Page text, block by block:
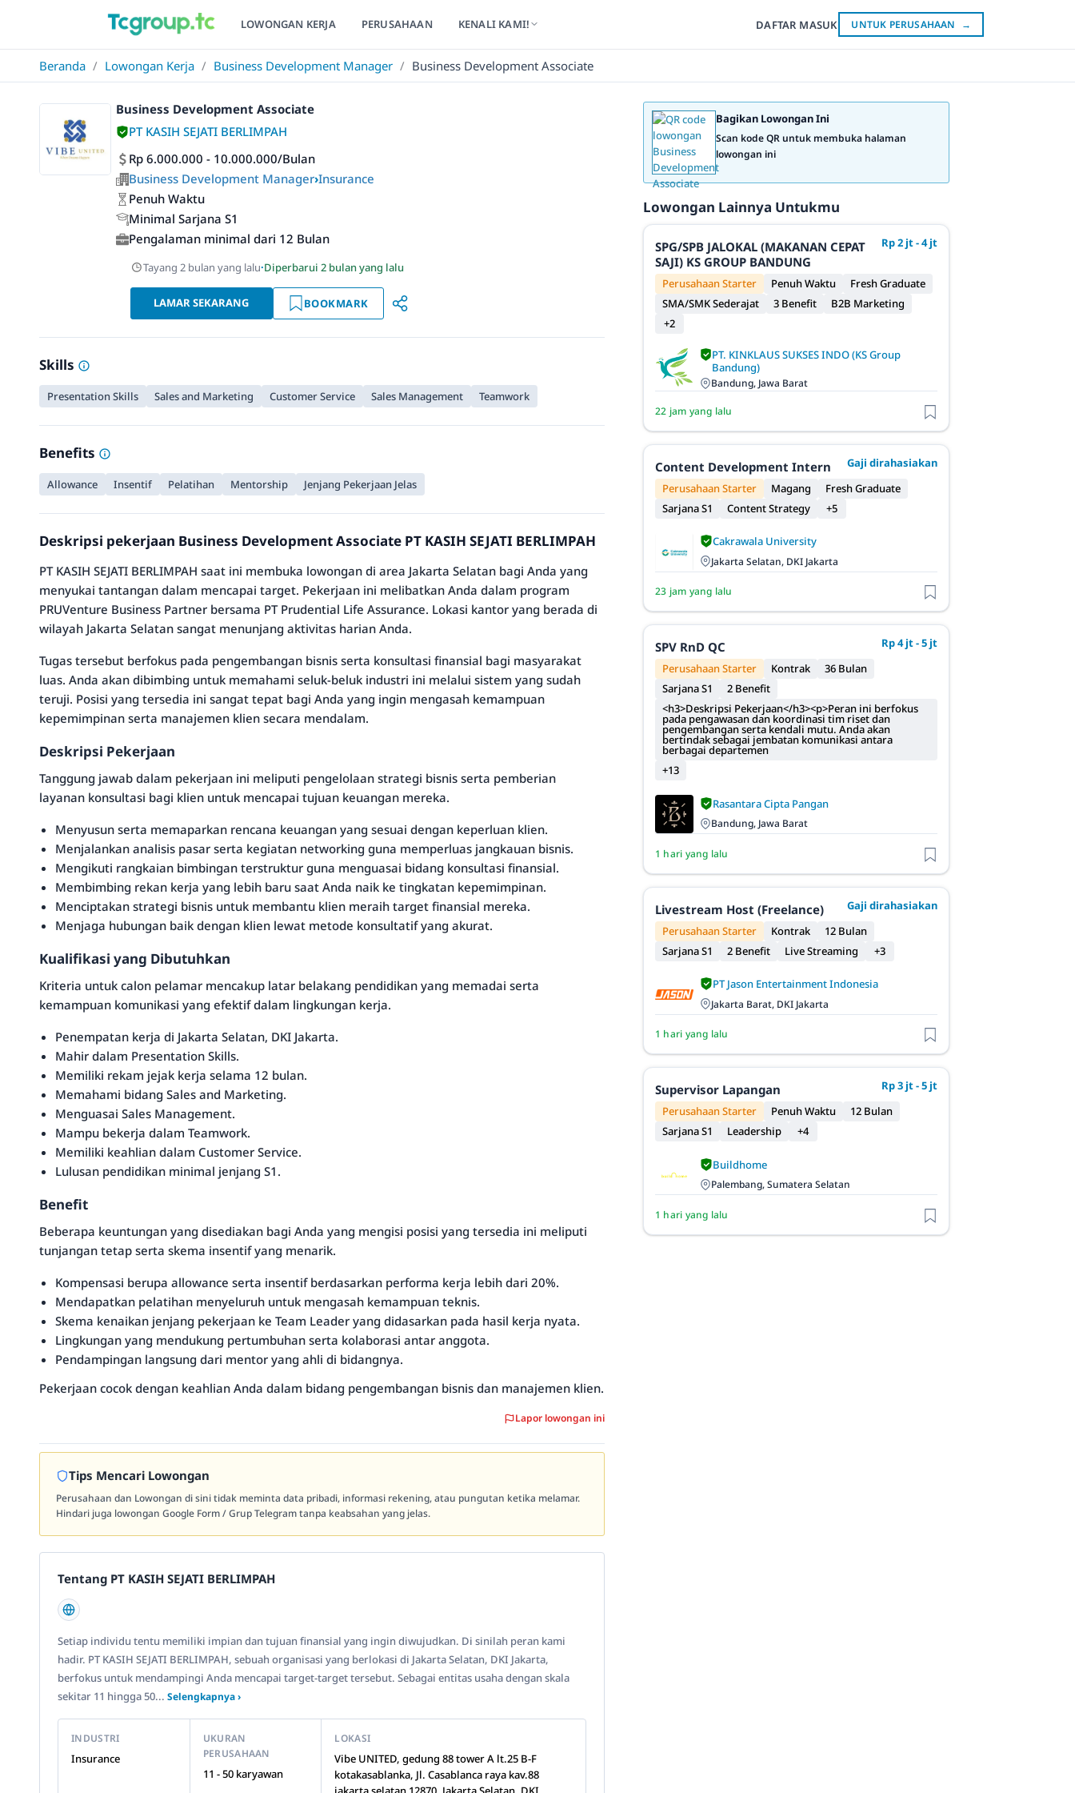
LOWONGAN KERJA PERUSAHAAN KENALI KAMI! DAFTAR MASUK UNTUK PERUSAHAAN →
Beranda / Lowongan Kerja / Business Development Manager / Business Development Associate
Business Development Associate
PT KASIH SEJATI BERLIMPAH
Rp 6.000.000 - 10.000.000/Bulan
Business Development Manager›Insurance
Penuh Waktu
Minimal Sarjana S1
Pengalaman minimal dari 12 Bulan
Tayang 2 bulan yang lalu·Diperbarui 2 bulan yang lalu
LAMAR SEKARANG BOOKMARK
Skills
Presentation Skills Sales and Marketing Customer Service Sales Management Teamwork
Benefits
Allowance Insentif Pelatihan Mentorship Jenjang Pekerjaan Jelas
Deskripsi pekerjaan Business Development Associate PT KASIH SEJATI BERLIMPAH
PT KASIH SEJATI BERLIMPAH saat ini membuka lowongan di area Jakarta Selatan bagi Anda yang
menyukai tantangan dalam mencapai target. Pekerjaan ini melibatkan Anda dalam program
PRUVenture Business Partner bersama PT Prudential Life Assurance. Lokasi kantor yang berada di
wilayah Jakarta Selatan sangat menunjang aktivitas harian Anda.
Tugas tersebut berfokus pada pengembangan bisnis serta konsultasi finansial bagi masyarakat
luas. Anda akan dibimbing untuk memahami seluk-beluk industri ini melalui sistem yang sudah
teruji. Posisi yang tersedia ini sangat tepat bagi Anda yang ingin mengasah kemampuan
kepemimpinan serta manajemen klien secara mendalam.
Deskripsi Pekerjaan
Tanggung jawab dalam pekerjaan ini meliputi pengelolaan strategi bisnis serta pemberian
layanan konsultasi bagi klien untuk mencapai tujuan keuangan mereka.
Menyusun serta memaparkan rencana keuangan yang sesuai dengan keperluan klien.
Menjalankan analisis pasar serta kegiatan networking guna memperluas jangkauan bisnis.
Mengikuti rangkaian bimbingan terstruktur guna menguasai bidang konsultasi finansial.
Membimbing rekan kerja yang lebih baru saat Anda naik ke tingkatan kepemimpinan.
Menciptakan strategi bisnis untuk membantu klien meraih target finansial mereka.
Menjaga hubungan baik dengan klien lewat metode konsultatif yang akurat.
Kualifikasi yang Dibutuhkan
Kriteria untuk calon pelamar mencakup latar belakang pendidikan yang memadai serta
kemampuan komunikasi yang efektif dalam lingkungan kerja.
Penempatan kerja di Jakarta Selatan, DKI Jakarta.
Mahir dalam Presentation Skills.
Memiliki rekam jejak kerja selama 12 bulan.
Memahami bidang Sales and Marketing.
Menguasai Sales Management.
Mampu bekerja dalam Teamwork.
Memiliki keahlian dalam Customer Service.
Lulusan pendidikan minimal jenjang S1.
Benefit
Beberapa keuntungan yang disediakan bagi Anda yang mengisi posisi yang tersedia ini meliputi
tunjangan tetap serta skema insentif yang menarik.
Kompensasi berupa allowance serta insentif berdasarkan performa kerja lebih dari 20%.
Mendapatkan pelatihan menyeluruh untuk mengasah kemampuan teknis.
Skema kenaikan jenjang pekerjaan ke Team Leader yang didasarkan pada hasil kerja nyata.
Lingkungan yang mendukung pertumbuhan serta kolaborasi antar anggota.
Pendampingan langsung dari mentor yang ahli di bidangnya.
Pekerjaan cocok dengan keahlian Anda dalam bidang pengembangan bisnis dan manajemen klien.
Lapor lowongan ini
Tips Mencari Lowongan
Perusahaan dan Lowongan di sini tidak meminta data pribadi, informasi rekening, atau pungutan ketika melamar.
Hindari juga lowongan Google Form / Grup Telegram tanpa keabsahan yang jelas.
Tentang PT KASIH SEJATI BERLIMPAH
Setiap individu tentu memiliki impian dan tujuan finansial yang ingin diwujudkan. Di sinilah peran kami
hadir. PT KASIH SEJATI BERLIMPAH, sebuah organisasi yang berlokasi di Jakarta Selatan, DKI Jakarta,
berfokus untuk mendampingi Anda mencapai target-target tersebut. Sebagai entitas usaha dengan skala
sekitar 11 hingga 50... Selengkapnya ›
INDUSTRI
Insurance
UKURAN
PERUSAHAAN
11 - 50 karyawan
LOKASI
Vibe UNITED, gedung 88 tower A lt.25 B-F
kotakasablanka, Jl. Casablanca raya kav.88
Bagikan Lowongan Ini
Scan kode QR untuk membuka halaman
lowongan ini
Lowongan Lainnya Untukmu
SPG/SPB JALOKAL (MAKANAN CEPAT
SAJI) KS GROUP BANDUNG
Rp 2 jt - 4 jt
Perusahaan Starter Penuh Waktu
Fresh Graduate
SMA/SMK Sederajat
3 Benefit
B2B Marketing
+2
PT. KINKLAUS SUKSES INDO (KS Group
Bandung)
Bandung, Jawa Barat
22 jam yang lalu
Content Development Intern
Gaji dirahasiakan
Perusahaan Starter
Magang
Fresh Graduate
Sarjana S1
Content Strategy +5
Cakrawala University
Jakarta Selatan, DKI Jakarta
23 jam yang lalu
SPV RnD QC
Rp 4 jt - 5 jt
Perusahaan Starter
Kontrak
36 Bulan
Sarjana S1
2 Benefit
<h3>Deskripsi Pekerjaan</h3><p>Peran ini berfokus
pada pengawasan dan koordinasi tim riset dan
pengembangan serta kendali mutu. Anda akan
bertindak sebagai jembatan komunikasi antara
berbagai departemen
+13
Rasantara Cipta Pangan
Bandung, Jawa Barat
1 hari yang lalu
Livestream Host (Freelance)
Gaji dirahasiakan
Perusahaan Starter
Kontrak
12 Bulan
Sarjana S1
2 Benefit Live Streaming +3
PT Jason Entertainment Indonesia
Jakarta Barat, DKI Jakarta
1 hari yang lalu
Supervisor Lapangan
Rp 3 jt - 5 jt
Perusahaan Starter
Penuh Waktu
12 Bulan
Sarjana S1
Leadership +4
Buildhome
Palembang, Sumatera Selatan
1 hari yang lalu